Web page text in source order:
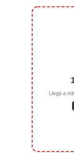
Llegá a